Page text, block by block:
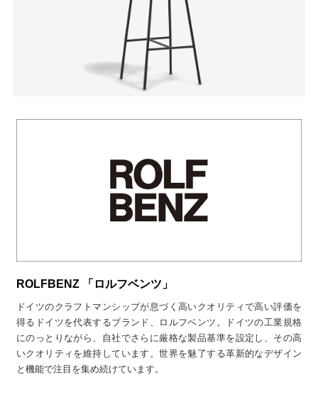
ROLFBENZ 「ロルフベンツ」
ドイツのクラフトマンシップが息づく高いクオリティで高い評価を
得るドイツを代表するブランド、ロルフベンツ。ドイツの工業規格
にのっとりながら、自社でさらに厳格な製品基準を設定し、その高
いクオリティを維持しています。世界を魅了する革新的なデザイン
と機能で注目を集め続けています。